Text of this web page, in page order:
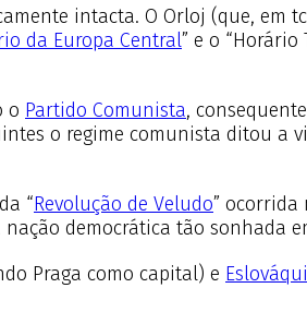
intacta. O Orloj (que, em
da Europa Central” e o “Horário
o Partido Comunista,
o regime comunista ditou a
“Revolução de Veludo” ocorrida
democrática tão sonhada
Praga como capital) e